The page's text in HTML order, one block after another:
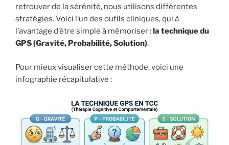
retrouver de la sérénité, nous utilisons différentes
stratégies. Voici l’un des outils cliniques, qui à
l’avantage d’être simple à mémoriser :la technique du
GPS (Gravité, Probabilité, Solution).
Pour mieux visualiser cette méthode, voici une
infographie récapitulative :